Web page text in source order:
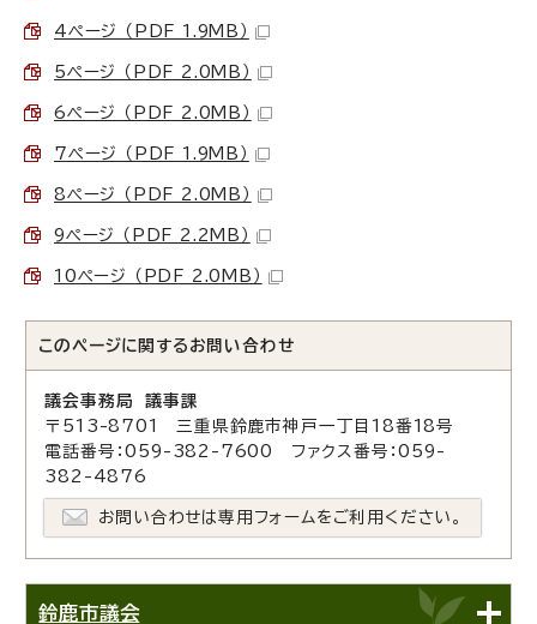
4ページ （PDF 1.9MB）
5ページ （PDF 2.0MB）
6ページ （PDF 2.0MB）
7ページ （PDF 1.9MB）
8ページ （PDF 2.0MB）
9ページ （PDF 2.2MB）
10ページ （PDF 2.0MB）
このページに関する お問い合わせ
議会事務局 議事課
〒513-8701 三重県鈴鹿市神戸一丁目18番18号
電話番号：059-382-7600 ファクス番号：059-
382-4876
お問い合わせは専用フォームをご利用ください。
鈴鹿市議会